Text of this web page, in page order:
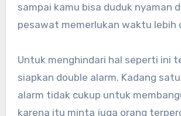
sampai kamu bisa duduk nyaman
pesawat memerlukan waktu lebih
Untuk menghindari hal seperti ini
siapkan double alarm. Kadang
alarm tidak cukup untuk
karena itu minta juga orang